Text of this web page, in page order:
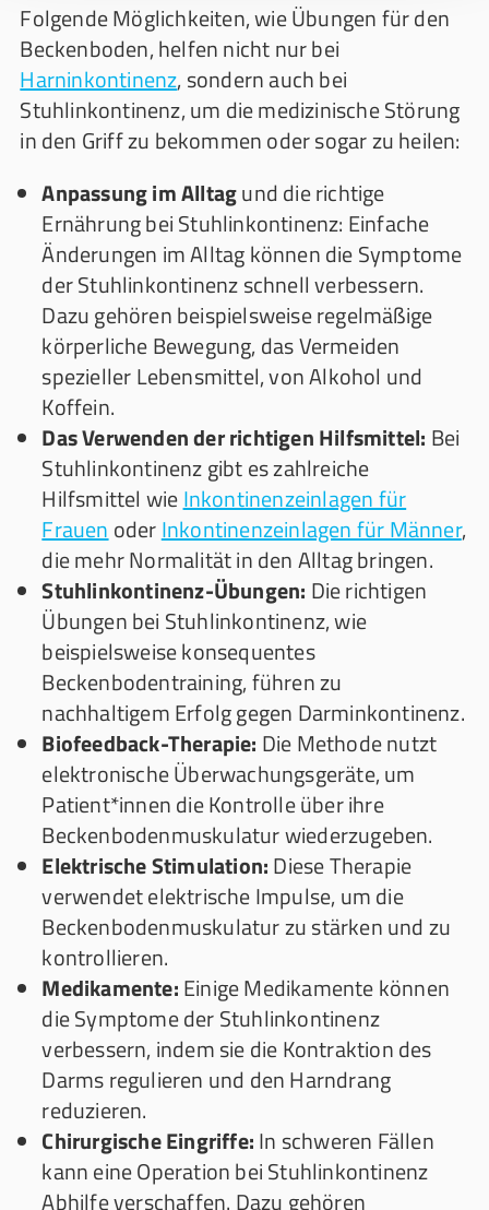
Folgende Möglichkeiten, wie Übungen für den
Beckenboden, helfen nicht nur bei
Harninkontinenz, sondern auch bei
Stuhlinkontinenz, um die medizinische Störung
in den Griff zu bekommen oder sogar zu heilen:
Anpassung im Alltagund die richtige
Ernährung bei Stuhlinkontinenz: Einfache
Änderungen im Alltag können die Symptome
der Stuhlinkontinenz schnell verbessern.
Dazu gehören beispielsweise regelmäßige
körperliche Bewegung, das Vermeiden
spezieller Lebensmittel, von Alkohol und
Koffein.
Das Verwenden der richtigen Hilfsmittel: Bei
Stuhlinkontinenz gibt es zahlreiche
Hilfsmittel wieInkontinenzeinlagen für
Frauen oderInkontinenzeinlagen für Männer,
die mehr Normalität in den Alltag bringen.
Stuhlinkontinenz-Übungen: Die richtigen
Übungen bei Stuhlinkontinenz, wie
beispielsweise konsequentes
Beckenbodentraining, führen zu
nachhaltigem Erfolg gegen Darminkontinenz.
Biofeedback-Therapie: Die Methode nutzt
elektronische Überwachungsgeräte, um
Patient*innen die Kontrolle über ihre
Beckenbodenmuskulatur wiederzugeben.
Elektrische Stimulation:Diese Therapie
verwendet elektrische Impulse, um die
Beckenbodenmuskulatur zu stärken und zu
kontrollieren.
Medikamente:Einige Medikamente können
die Symptome der Stuhlinkontinenz
verbessern, indem sie die Kontraktion des
Darms regulieren und den Harndrang
reduzieren.
Chirurgische Eingriffe:In schweren Fällen
kann eine Operation bei Stuhlinkontinenz
Abhilfe verschaffen. Dazu gehören